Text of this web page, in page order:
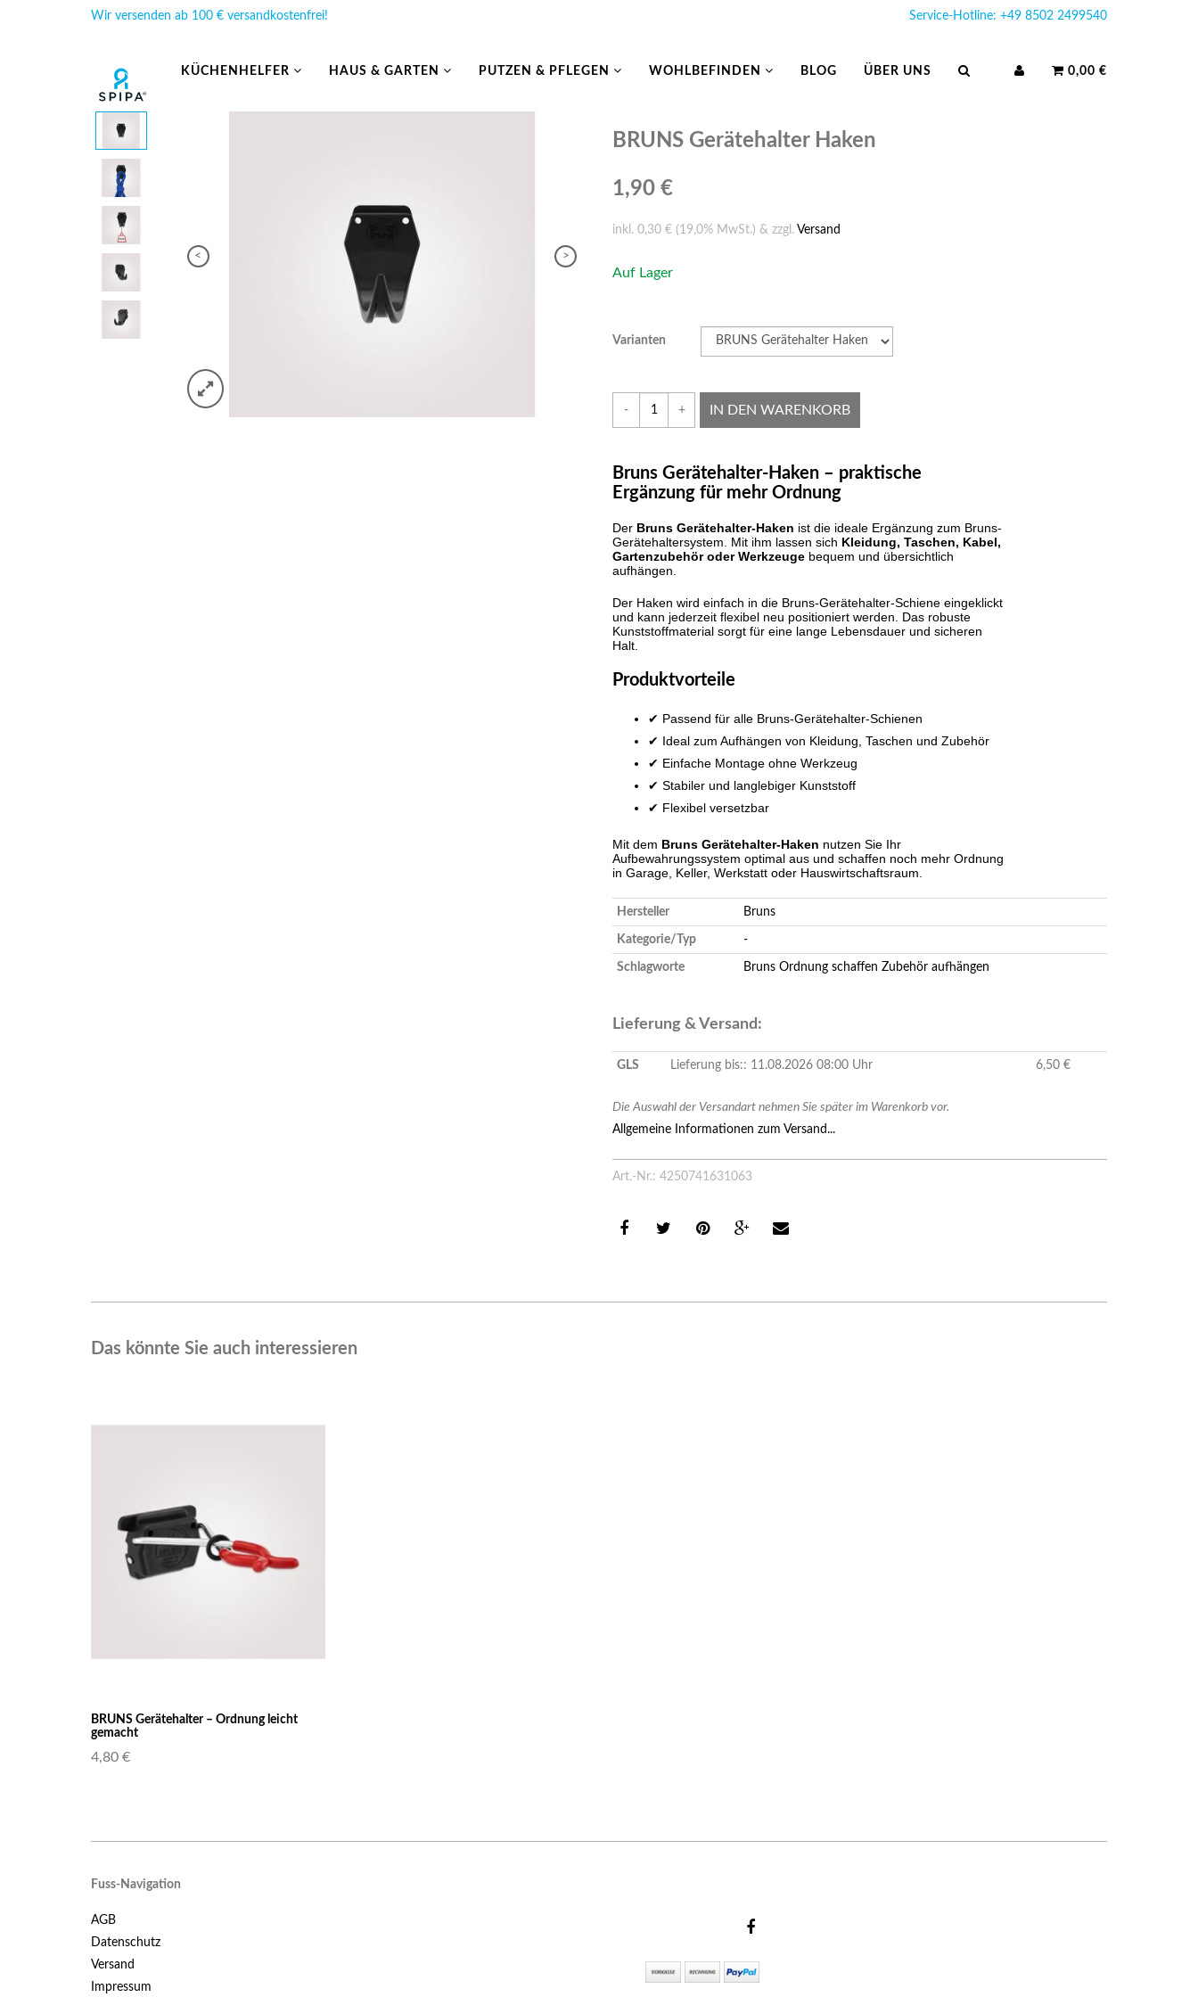
Wir versenden ab 100 € versandkostenfrei! Service-Hotline: +49 8502 2499540
KÜCHENHELFER HAUS & GARTEN PUTZEN & PFLEGEN WOHLBEFINDEN BLOG ÜBER UNS 0,00 €
< >
BRUNS Gerätehalter Haken
1,90 €
inkl. 0,30 € (19,0% MwSt.) & zzgl. Versand
Auf Lager
Varianten
- + IN DEN WARENKORB
Bruns Gerätehalter-Haken – praktische
Ergänzung für mehr Ordnung
Der Bruns Gerätehalter-Haken ist die ideale Ergänzung zum Bruns-
Gerätehaltersystem. Mit ihm lassen sich Kleidung, Taschen, Kabel,
Gartenzubehör oder Werkzeuge bequem und übersichtlich
aufhängen.
Der Haken wird einfach in die Bruns-Gerätehalter-Schiene eingeklickt
und kann jederzeit flexibel neu positioniert werden. Das robuste
Kunststoffmaterial sorgt für eine lange Lebensdauer und sicheren
Halt.
Produktvorteile
✔ Passend für alle Bruns-Gerätehalter-Schienen
✔ Ideal zum Aufhängen von Kleidung, Taschen und Zubehör
✔ Einfache Montage ohne Werkzeug
✔ Stabiler und langlebiger Kunststoff
✔ Flexibel versetzbar
Mit dem Bruns Gerätehalter-Haken nutzen Sie Ihr
Aufbewahrungssystem optimal aus und schaffen noch mehr Ordnung
in Garage, Keller, Werkstatt oder Hauswirtschaftsraum.
Hersteller Bruns
Kategorie/Typ -
Schlagworte Bruns Ordnung schaffen Zubehör aufhängen
Lieferung & Versand:
GLS Lieferung bis:: 11.08.2026 08:00 Uhr 6,50 €
Die Auswahl der Versandart nehmen Sie später im Warenkorb vor.
Allgemeine Informationen zum Versand...
Art.-Nr.: 4250741631063
Das könnte Sie auch interessieren
BRUNS Gerätehalter – Ordnung leicht
gemacht
4,80 €
Fuss-Navigation
AGB
Datenschutz
Versand
Impressum